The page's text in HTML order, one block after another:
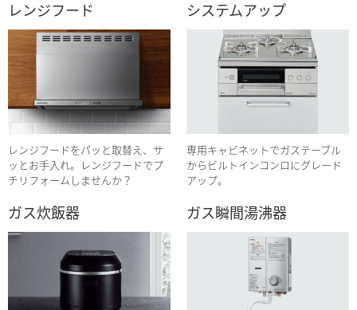
レンジフード
レンジフードをパッと取替え、サ
ッとお手入れ。レンジフードでプ
チリフォームしませんか？
システムアップ
専用キャビネットでガステーブル
からビルトインコンロにグレード
アップ。
ガス炊飯器 ガス瞬間湯沸器